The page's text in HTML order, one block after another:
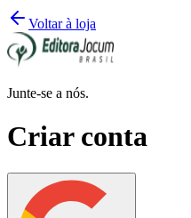
Voltar à loja
Junte-se a nós.
Criar conta